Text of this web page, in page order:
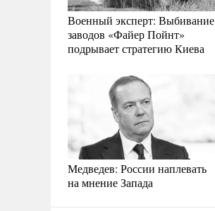
Военный эксперт: Выбивание
заводов «Файер Пойнт»
подрывает стратегию Киева
Медведев: России наплевать
на мнение Запада